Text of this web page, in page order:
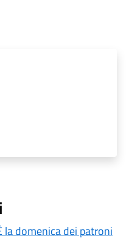
la domenica dei patroni